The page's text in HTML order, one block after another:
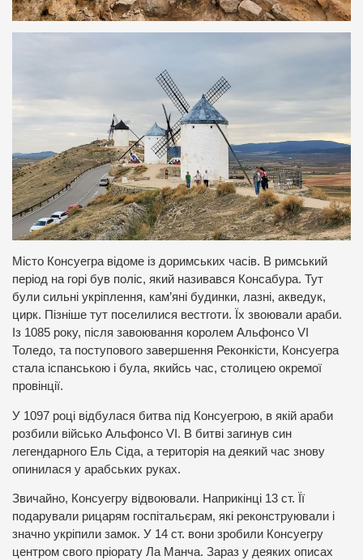
Місто Консуегра відоме із доримських часів. В римський
період на горі був поліс, який називався Консабура. Тут
були сильні укріплення, кам’яні будинки, лазні, акведук,
цирк. Пізніше тут поселилися вестготи. Їх звоювали араби.
Із 1085 року, після завоювання королем Альфонсо VI
Толедо, та поступового завершення Реконкісти, Консуегра
стала іспанською і була, якийсь час, столицею окремої
провінції.
У 1097 році відбулася битва під Консуегрою, в якій араби
розбили військо Альфонсо VI. В битві загинув син
легендарного Ель Сіда, а територія на деякий час знову
опинилася у арабських руках.
Звичайно, Консуегру відвоювали. Наприкінці 13 ст. Її
подарували рицарям госпітальєрам, які реконструювали і
значно укріпили замок. У 14 ст. вони зробили Консуегру
центром свого пріорату Ла Манча. Зараз у деяких описах